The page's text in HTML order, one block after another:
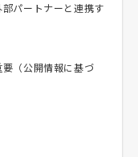
パートナーと連携す
（公開情報に基づ